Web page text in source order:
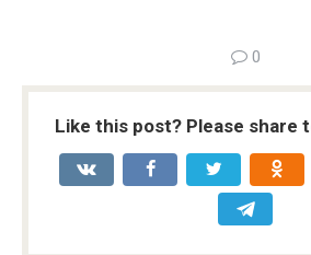
0
Like this post? Please share